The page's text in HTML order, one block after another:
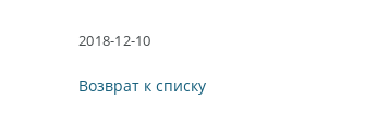
2018-12-10
Возврат к списку